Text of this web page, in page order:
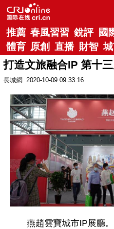
推薦 春風習習 銳評 國
體育 原創 直播 財智
打造文旅融合IP 第十
長城網 2020-10-09 09:33:16
燕趙雲寶城市IP展廳